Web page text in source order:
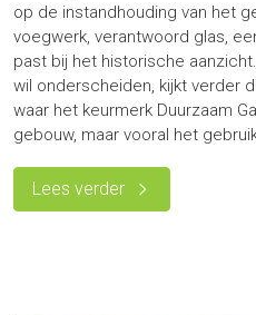
op de instandhouding van het
voegwerk, verantwoord glas,
past bij het historische
wil onderscheiden, kijkt verder
waar het keurmerk Duurzaam
gebouw, maar vooral het
Lees verder